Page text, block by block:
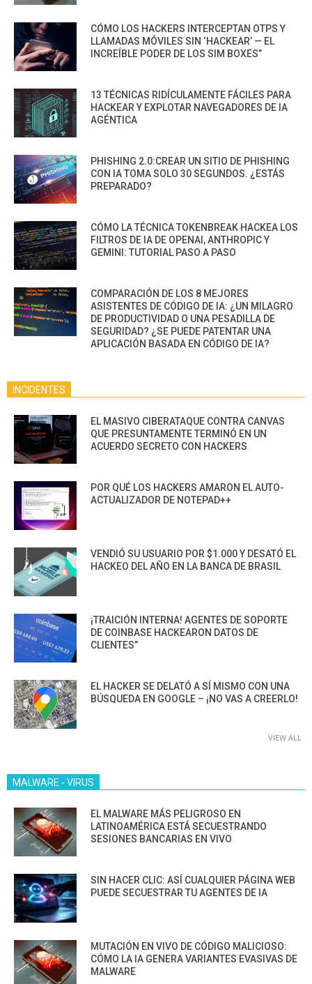
CÓMO LOS HACKERS INTERCEPTAN OTPS Y
LLAMADAS MÓVILES SIN ‘HACKEAR’ — EL
INCREÍBLE PODER DE LOS SIM BOXES”
13 TÉCNICAS RIDÍCULAMENTE FÁCILES PARA
HACKEAR Y EXPLOTAR NAVEGADORES DE IA
AGÉNTICA
PHISHING 2.0:CREAR UN SITIO DE PHISHING
CON IA TOMA SOLO 30 SEGUNDOS. ¿ESTÁS
PREPARADO?
CÓMO LA TÉCNICA TOKENBREAK HACKEA LOS
FILTROS DE IA DE OPENAI, ANTHROPIC Y
GEMINI: TUTORIAL PASO A PASO
COMPARACIÓN DE LOS 8 MEJORES
ASISTENTES DE CÓDIGO DE IA: ¿UN MILAGRO
DE PRODUCTIVIDAD O UNA PESADILLA DE
SEGURIDAD? ¿SE PUEDE PATENTAR UNA
APLICACIÓN BASADA EN CÓDIGO DE IA?
INCIDENTES
EL MASIVO CIBERATAQUE CONTRA CANVAS
QUE PRESUNTAMENTE TERMINÓ EN UN
ACUERDO SECRETO CON HACKERS
POR QUÉ LOS HACKERS AMARON EL AUTO-
ACTUALIZADOR DE NOTEPAD++
VENDIÓ SU USUARIO POR $1.000 Y DESATÓ EL
HACKEO DEL AÑO EN LA BANCA DE BRASIL
¡TRAICIÓN INTERNA! AGENTES DE SOPORTE
DE COINBASE HACKEARON DATOS DE
CLIENTES”
EL HACKER SE DELATÓ A SÍ MISMO CON UNA
BÚSQUEDA EN GOOGLE – ¡NO VAS A CREERLO!
VIEW ALL
MALWARE - VIRUS
EL MALWARE MÁS PELIGROSO EN
LATINOAMÉRICA ESTÁ SECUESTRANDO
SESIONES BANCARIAS EN VIVO
SIN HACER CLIC: ASÍ CUALQUIER PÁGINA WEB
PUEDE SECUESTRAR TU AGENTES DE IA
MUTACIÓN EN VIVO DE CÓDIGO MALICIOSO:
CÓMO LA IA GENERA VARIANTES EVASIVAS DE
MALWARE